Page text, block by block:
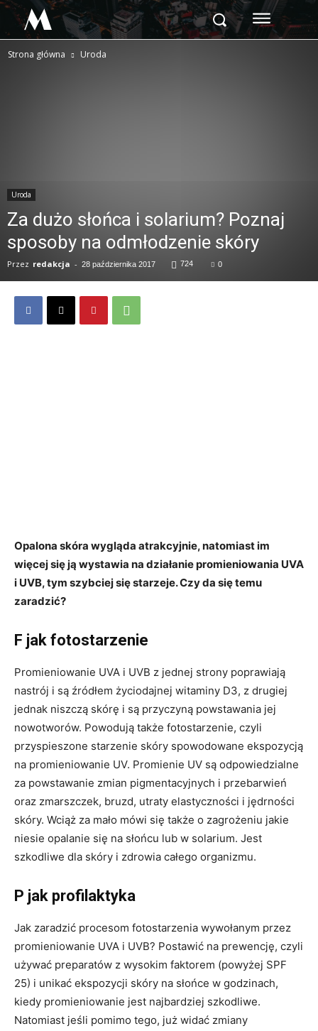
M
Strona główna Uroda
Uroda
Za dużo słońca i solarium? Poznaj
sposoby na odmłodzenie skóry
Przez redakcja - 28 października 2017 724 0
Opalona skóra wygląda atrakcyjnie, natomiast im
więcej się ją wystawia na działanie promieniowania UVA
i UVB, tym szybciej się starzeje. Czy da się temu
zaradzić?
F jak fotostarzenie
Promieniowanie UVA i UVB z jednej strony poprawiają
nastrój i są źródłem życiodajnej witaminy D3, z drugiej
jednak niszczą skórę i są przyczyną powstawania jej
nowotworów. Powodują także fotostarzenie, czyli
przyspieszone starzenie skóry spowodowane ekspozycją
na promieniowanie UV. Promienie UV są odpowiedzialne
za powstawanie zmian pigmentacyjnych i przebarwień
oraz zmarszczek, bruzd, utraty elastyczności i jędrności
skóry. Wciąż za mało mówi się także o zagrożeniu jakie
niesie opalanie się na słońcu lub w solarium. Jest
szkodliwe dla skóry i zdrowia całego organizmu.
P jak profilaktyka
Jak zaradzić procesom fotostarzenia wywołanym przez
promieniowanie UVA i UVB? Postawić na prewencję, czyli
używać preparatów z wysokim faktorem (powyżej SPF
25) i unikać ekspozycji skóry na słońce w godzinach,
kiedy promieniowanie jest najbardziej szkodliwe.
Natomiast jeśli pomimo tego, już widać zmiany